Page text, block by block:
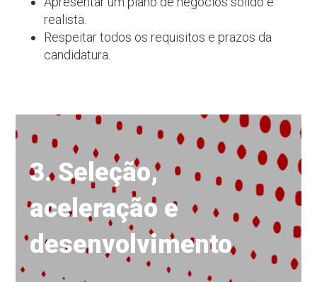
realista.
Respeitar todos os requisitos e prazos da
candidatura.
3. Seleção,
aceleração e
desenvolvimento